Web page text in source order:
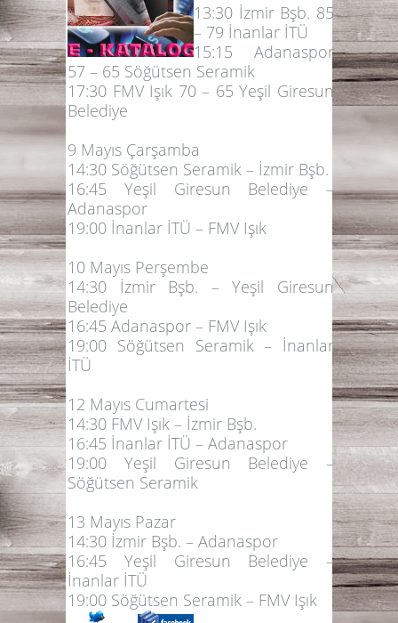
13:30 İzmir Bşb. 85
– 79 İnanlar İTÜ
15:15 Adanaspor
57 – 65 Söğütsen Seramik
17:30 FMV Işık 70 – 65 Yeşil Giresun
Belediye
9 Mayıs Çarşamba
14:30 Söğütsen Seramik – İzmir Bşb.
16:45 Yeşil Giresun Belediye –
Adanaspor
19:00 İnanlar İTÜ – FMV Işık
10 Mayıs Perşembe
14:30 İzmir Bşb. – Yeşil Giresun
Belediye
16:45 Adanaspor – FMV Işık
19:00 Söğütsen Seramik – İnanlar
İTÜ
12 Mayıs Cumartesi
14:30 FMV Işık – İzmir Bşb.
16:45 İnanlar İTÜ – Adanaspor
19:00 Yeşil Giresun Belediye –
Söğütsen Seramik
13 Mayıs Pazar
14:30 İzmir Bşb. – Adanaspor
16:45 Yeşil Giresun Belediye –
İnanlar İTÜ
19:00 Söğütsen Seramik – FMV Işık